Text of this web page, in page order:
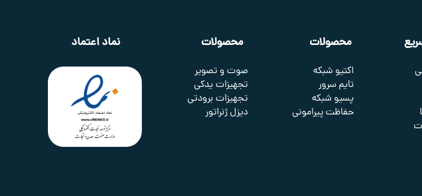
محصولات محصولات نماد اعتماد
اکتیو شبکه
تایم سرور
پسیو شبکه
حفاظت پیرامونی
صوت و تصویر
تجهیزات یدکی
تجهیزات برودتی
دیزل ژنراتور